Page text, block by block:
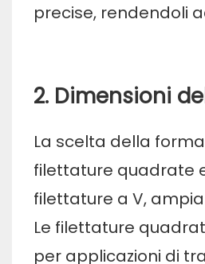
precise, rendendoli
2. Dimensioni
La scelta della
filettature quadrate
filettature a V,
Le filettature
per applicazioni di